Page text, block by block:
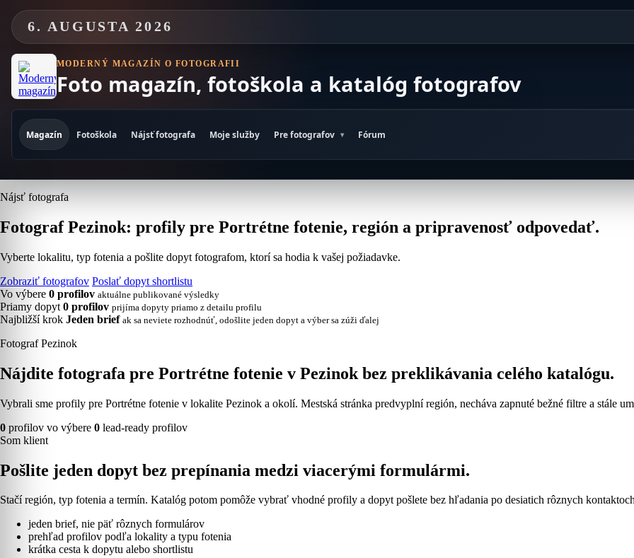
content6. AUGUSTA 2026
MODERNÝ MAGAZÍN O FOTOGRAFII
Foto magazín, fotoškola a katalóg fotografov
Magazín Fotoškola Nájsť fotografa Moje služby Pre fotografov Fórum
Nájsť fotografa
Fotograf Pezinok: profily pre Portrétne fotenie, región a pripravenosť odpovedať.
Vyberte lokalitu, typ fotenia a pošlite dopyt fotografom, ktorí sa hodia k vašej požiadavke.
Zobraziť fotografov Poslať dopyt shortlistu
Vo výbere 0 profilov aktuálne publikované výsledky
Priamy dopyt 0 profilov prijíma dopyty priamo z detailu profilu
Najbližší krok Jeden brief ak sa neviete rozhodnúť, odošlite jeden dopyt a výber sa zúži ďalej
Fotograf Pezinok
Nájdite fotografa pre Portrétne fotenie v Pezinok bez preklikávania celého katalógu.
Vybrali sme profily pre Portrétne fotenie v lokalite Pezinok a okolí. Mestská stránka predvyplní región, necháva zapnuté bežné filtre a stále
0 profilov vo výbere 0 lead-ready profilov
Som klient
Pošlite jeden dopyt bez prepínania medzi viacerými formulármi.
Stačí región, typ fotenia a termín. Katalóg potom pomôže vybrať vhodné profily a dopyt pošlete bez hľadania po desiatich rôznych
jeden brief, nie päť rôznych formulárov
prehľad profilov podľa lokality a typu fotenia
krátka cesta k dopytu alebo shortlistu